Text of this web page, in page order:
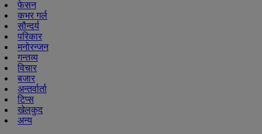
फेसन
कभर गर्ल
सौन्दर्य
परिकार
मनोरन्जन
गन्तव्य
विचार
बजार
अन्तर्वार्ता
टिप्स
खेलकुद
अन्य